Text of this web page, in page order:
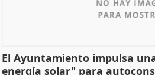
El Ayuntamiento impulsa
energía solar" para